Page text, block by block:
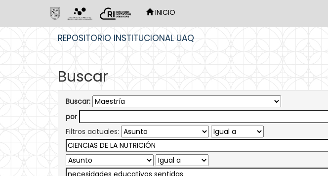
INICIO
REPOSITORIO INSTITUCIONAL UAQ
Buscar
Buscar:
por
Filtros actuales: